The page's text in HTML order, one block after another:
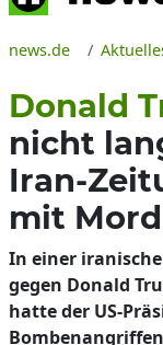
news.de
Donald
nicht
Iran-
mit Mord
In einer
gegen Donald
hatte der US-